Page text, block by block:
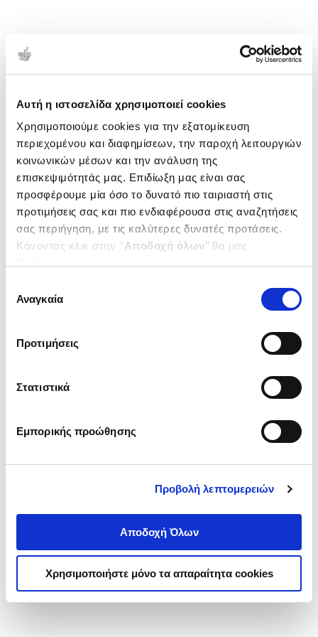
Αυτή η ιστοσελίδα χρησιμοποιεί cookies
Χρησιμοποιούμε cookies για την εξατομίκευση
περιεχομένου και διαφημίσεων, την παροχή λειτουργιών
κοινωνικών μέσων και την ανάλυση της
επισκεψιμότητάς μας. Επιδίωξη μας είναι σας
προσφέρουμε μία όσο το δυνατό πιο ταιριαστή στις
προτιμήσεις σας και πιο ενδιαφέρουσα στις αναζητήσεις
σας περιήγηση, με τις καλύτερες δυνατές προτάσεις.
Κάνοντας κλικ στην ‘’Αποδοχή όλων’’ θα μας
ενδιαφέρουν και να επιλέξετε από τα παρακάτω με την
΄΄και να ενημερωθείτε σχετικά με
συγκατάθεσης
Αναγκαία
Προτιμήσεις
Στατιστικά
Εμπορικής προώθησης
Προβολή λεπτομερειών
Αποδοχή Όλων
Χρησιμοποιήστε μόνο τα απαραίτητα cookies